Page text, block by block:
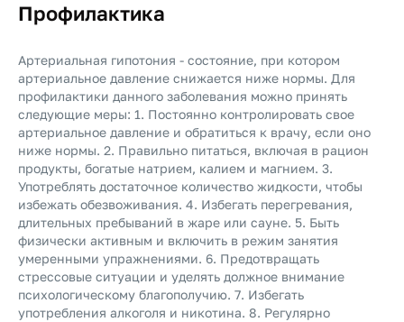
Профилактика
Артериальная гипотония - состояние, при котором
артериальное давление снижается ниже нормы. Для
профилактики данного заболевания можно принять
следующие меры: 1. Постоянно контролировать свое
артериальное давление и обратиться к врачу, если оно
ниже нормы. 2. Правильно питаться, включая в рацион
продукты, богатые натрием, калием и магнием. 3.
Употреблять достаточное количество жидкости, чтобы
избежать обезвоживания. 4. Избегать перегревания,
длительных пребываний в жаре или сауне. 5. Быть
физически активным и включить в режим занятия
умеренными упражнениями. 6. Предотвращать
стрессовые ситуации и уделять должное внимание
психологическому благополучию. 7. Избегать
употребления алкоголя и никотина. 8. Регулярно